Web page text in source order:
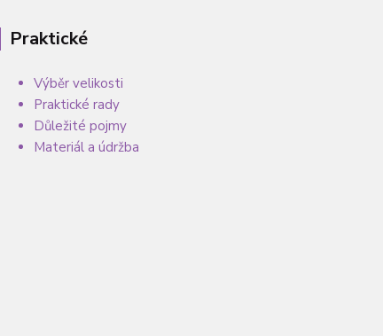
Praktické
Výběr velikosti
Praktické rady
Důležité pojmy
Materiál a údržba